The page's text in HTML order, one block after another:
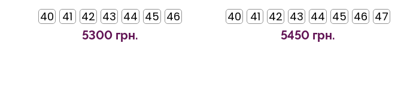
40 41 42 43 44 45 46
5300 грн.
40 41 42 43 44 45 46 47
5450 грн.